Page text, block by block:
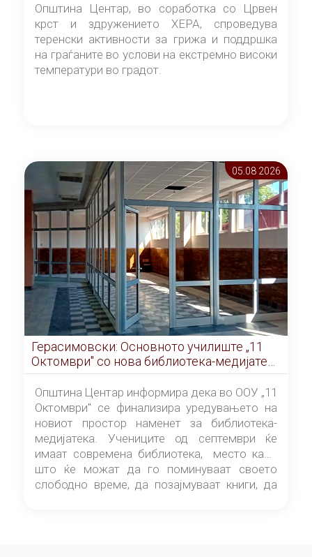
Општина Центар, во соработка со Црвен
крст и здружението ХЕРА, спроведува
теренски активности за грижа и поддршка
на граѓаните во услови на екстремно високи
температури во градот.
05.08 2026
Герасимовски: Основното училиште „11
Октомври" со нова библиотека-медијатека
од септември
Општина Центар информира дека во ООУ „11
Октомври" се финализира уредувањето на
новиот простор наменет за библиотека-
медијатека. Учениците од септември ќе
имаат современа библиотека, место каде
што ќе можат да го поминуваат своето
слободно време, да позајмуваат книги, да